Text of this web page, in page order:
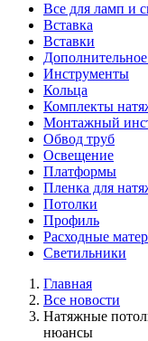
Все для ламп и
Вставка
Вставки
Инструменты
Кольца
Комплекты
Монтажный
Обвод труб
Освещение
Платформы
Пленка для
Потолки
Профиль
Расходные
Светильники
Главная
Все новости
Натяжные
нюансы